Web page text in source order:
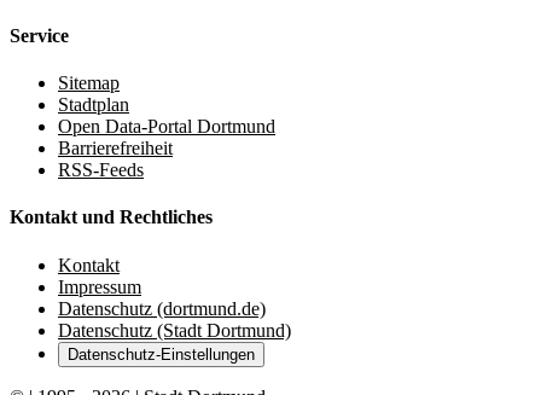
Service
Sitemap
Stadtplan
Open Data-Portal Dortmund
Barrierefreiheit
RSS-Feeds
Kontakt und Rechtliches
Kontakt
Impressum
Datenschutz (dortmund.de)
Datenschutz (Stadt Dortmund)
Datenschutz-Einstellungen